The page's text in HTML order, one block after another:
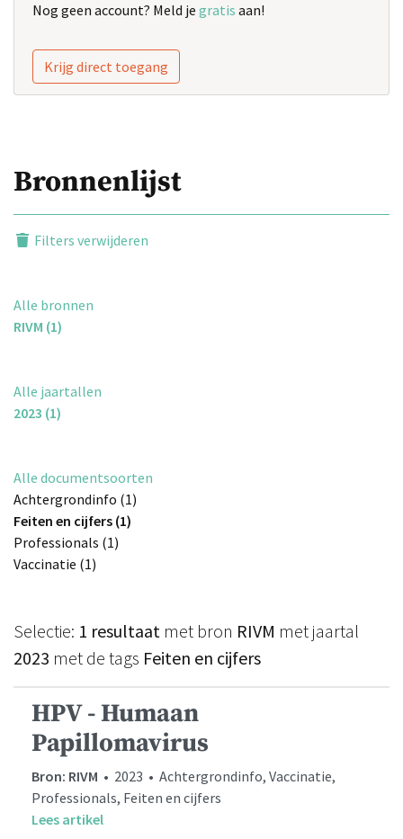
Nog geen account? Meld je gratis aan!
Krijg direct toegang
Bronnenlijst
Filters verwijderen
Alle bronnen
RIVM (1)
Alle jaartallen
2023 (1)
Alle documentsoorten
Achtergrondinfo (1)
Feiten en cijfers (1)
Professionals (1)
Vaccinatie (1)
Selectie: 1 resultaat met bron RIVM met jaartal
2023 met de tags Feiten en cijfers
HPV - Humaan
Papillomavirus
Bron: RIVM • 2023 • Achtergrondinfo, Vaccinatie,
Professionals, Feiten en cijfers
Lees artikel